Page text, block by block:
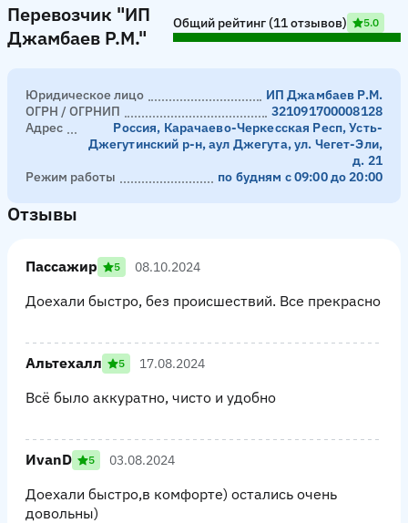
Перевозчик "ИП
Джамбаев Р.М."
Общий рейтинг (11 отзывов) 5.0
Юридическое лицо
ИП Джамбаев Р.М.
ОГРН / ОГРНИП
321091700008128
Адрес
Россия, Карачаево-Черкесская Респ, Усть-
Джегутинский р-н, аул Джегута, ул. Чегет-Эли,
д. 21
Режим работы
по будням с 09:00 до 20:00
Отзывы
Пассажир 5 08.10.2024
Доехали быстро, без происшествий. Все прекрасно
Альтехалл 5 17.08.2024
Всё было аккуратно, чисто и удобно
ИvanD 5 03.08.2024
Доехали быстро,в комфорте) остались очень
довольны)